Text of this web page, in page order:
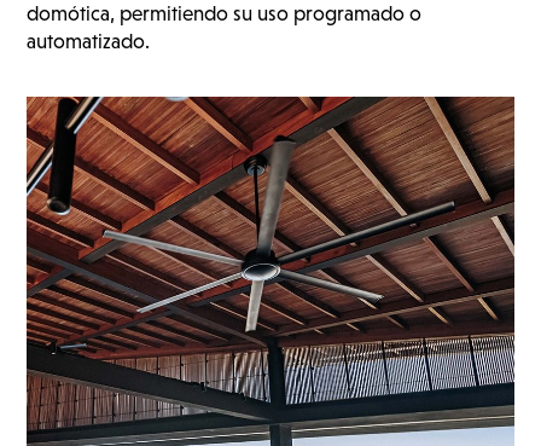
domótica, permitiendo su uso programado o
automatizado.